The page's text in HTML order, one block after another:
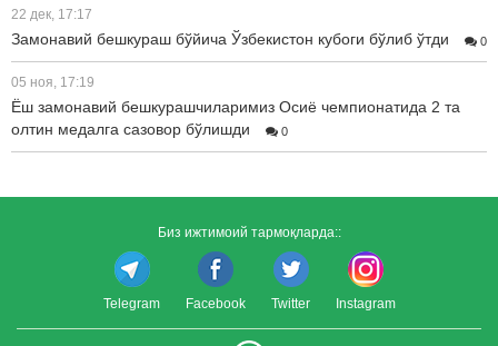
22 дек, 17:17
Замонавий бешкураш бўйича Ўзбекистон кубоги бўлиб ўтди 0
05 ноя, 17:19
Ёш замонавий бешкурашчиларимиз Осиё чемпионатида 2 та
олтин медалга сазовор бўлишди
0
Биз ижтимоий тармоқларда::
Telegram Facebook Twitter Instagram